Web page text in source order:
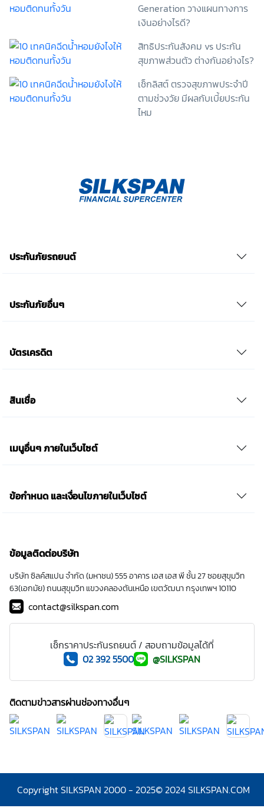
และมีความเข้าใจดีแล้ว ข้าพเจ้าให้ความยินยอมหรือปฏิเสธ
ไม่ให้ความยินยอมในเอกสารนี้ด้วยความสมัครใจ
ข้าพเจ้าสามารถถอนความยินยอมนี้เสียเมื่อใดก็ได้ เว้นแต่
ในกรณีมีข้อจำกัดสิทธิตามกฎหมายหรือยังมีสัญญา
กรณีที่ข้าพเจ้าประสงค์จะไม่ให้ความยินยอม ข้าพเจ้าเข้าใจ
และยอมรับว่า การไม่ให้ความยินยอมจะมีผลทำให้ข้าพเจ้า
(เช่น ข้าพเจ้าอาจได้รับความสะดวกในการใช้บริการน้อย
ยินยอม” ในช่องสนทนา เป็นการแสดงเจตนายินยอมของ
ข้าพเจ้าแทนการลงลายมือชื่อเป็นหลักฐาน รวบรวมเบี้ย
Generation วางแผนทางการ
เงินอย่างไรดี?
สิทธิประกันสังคม vs ประกัน
สุขภาพส่วนตัว ต่างกันอย่างไร?
เช็กลิสต์ ตรวจสุขภาพประจำปี
ตามช่วงวัย มีผลกับเบี้ยประกัน
ไหม
ประกันภัยรถยนต์
ประกันภัยอื่นๆ
บัตรเครดิต
สินเชื่อ
เมนูอื่นๆ ภายในเว็บไซต์
ข้อกำหนด และเงื่อนไขภายในเว็บไซต์
ข้อมูลติดต่อบริษัท
บริษัท ซิลค์สแปน จำกัด (มหาชน) 555 อาคาร เอส เอส พี ชั้น 27 ซอยสุขุมวิท
63(เอกมัย) ถนนสุขุมวิท แขวงคลองตันเหนือ เขตวัฒนา กรุงเทพฯ 10110
contact@silkspan.com
เช็กราคาประกันรถยนต์ / สอบถามข้อมูลได้ที่
02 392 5500
@SILKSPAN
ติดตามข่าวสารผ่านช่องทางอื่นๆ
Copyright SILKSPAN 2000 - 2025© 2024 SILKSPAN.COM